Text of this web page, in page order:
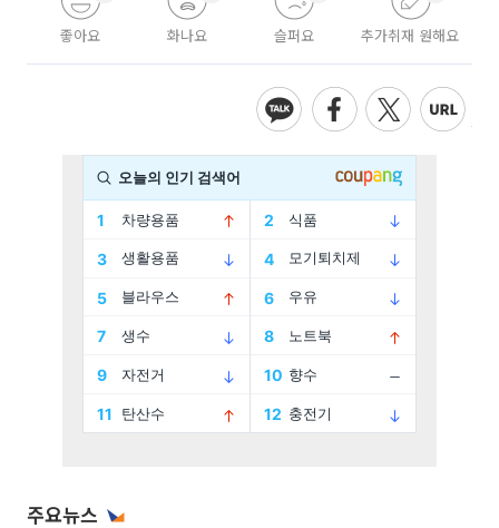
좋아요 화나요 슬퍼요 추가취재 원해요
주요뉴스